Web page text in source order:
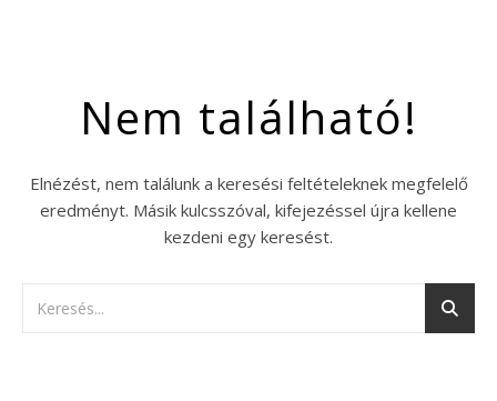
Nem található!
Elnézést, nem találunk a keresési feltételeknek megfelelő
eredményt. Másik kulcsszóval, kifejezéssel újra kellene
kezdeni egy keresést.